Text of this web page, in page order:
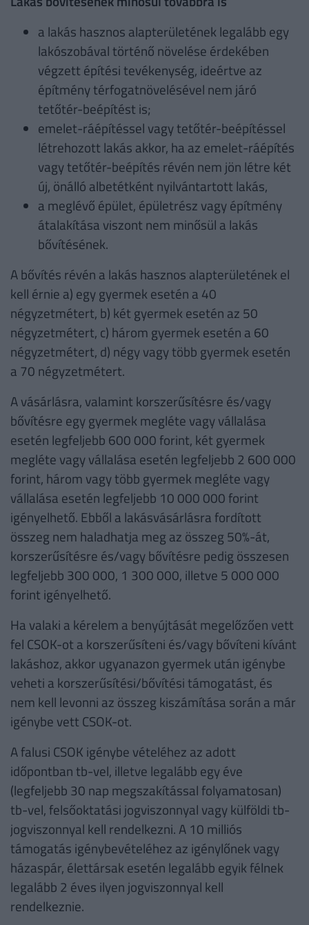
a lakás hasznos alapterületének legalább egy
lakószobával történő növelése érdekében
végzett építési tevékenység, ideértve az
építmény térfogatnövelésével nem járó
tetőtér-beépítést is;
emelet-ráépítéssel vagy tetőtér-beépítéssel
létrehozott lakás akkor, ha az emelet-ráépítés
vagy tetőtér-beépítés révén nem jön létre két
új, önálló albetétként nyilvántartott lakás,
a meglévő épület, épületrész vagy építmény
átalakítása viszont nem minősül a lakás
bővítésének.
A bővítés révén a lakás hasznos alapterületének el
kell érnie a) egy gyermek esetén a 40
négyzetmétert, b) két gyermek esetén az 50
négyzetmétert, c) három gyermek esetén a 60
négyzetmétert, d) négy vagy több gyermek esetén
a 70 négyzetmétert.
A vásárlásra, valamint korszerűsítésre és/vagy
bővítésre egy gyermek megléte vagy vállalása
esetén legfeljebb 600 000 forint, két gyermek
megléte vagy vállalása esetén legfeljebb 2 600 000
forint, három vagy több gyermek megléte vagy
vállalása esetén legfeljebb 10 000 000 forint
igényelhető. Ebből a lakásvásárlásra fordított
összeg nem haladhatja meg az összeg 50%-át,
korszerűsítésre és/vagy bővítésre pedig összesen
legfeljebb 300 000, 1 300 000, illetve 5 000 000
forint igényelhető.
Ha valaki a kérelem a benyújtását megelőzően vett
fel CSOK-ot a korszerűsíteni és/vagy bővíteni kívánt
lakáshoz, akkor ugyanazon gyermek után igénybe
veheti a korszerűsítési/bővítési támogatást, és
nem kell levonni az összeg kiszámítása során a már
igénybe vett CSOK-ot.
A falusi CSOK igénybe vételéhez az adott
időpontban tb-vel, illetve legalább egy éve
(legfeljebb 30 nap megszakítással folyamatosan)
tb-vel, felsőoktatási jogviszonnyal vagy külföldi tb-
jogviszonnyal kell rendelkezni. A 10 milliós
támogatás igénybevételéhez az igénylőnek vagy
házaspár, élettársak esetén legalább egyik félnek
legalább 2 éves ilyen jogviszonnyal kell
rendelkeznie.